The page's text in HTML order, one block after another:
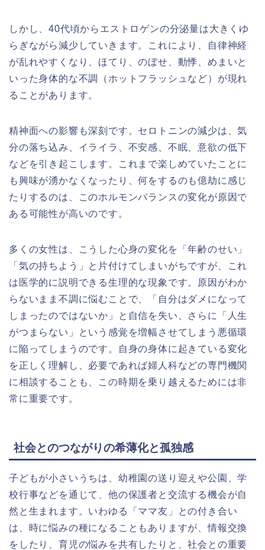
しかし、40代頃からエストロゲンの分泌量は大きくゆ
らぎながら減少していきます。これにより、自律神経
が乱れやすくなり、ほてり、のぼせ、動悸、めまいと
いった身体的な不調（ホットフラッシュなど）が現れ
ることがあります。
精神面への影響も深刻です。セロトニンの減少は、気
分の落ち込み、イライラ、不安感、不眠、意欲の低下
などを引き起こします。これまで楽しめていたことに
も興味が湧かなくなったり、何をするのも億劫に感じ
たりするのは、このホルモンバランスの変化が原因で
ある可能性が高いのです。
多くの女性は、こうした心身の変化を「年齢のせい」
「気の持ちよう」と片付けてしまいがちですが、これ
は医学的に説明できる生理的な現象です。原因がわか
らないまま不調に悩むことで、「自分はダメになって
しまったのではないか」と自信を失い、さらに「人生
がつまらない」という感覚を増幅させてしまう悪循環
に陥ってしまうのです。自身の身体に起きている変化
を正しく理解し、必要であれば婦人科などの専門機関
に相談することも、この時期を乗り越えるためには非
常に重要です。
社会とのつながりの希薄化と孤独感
子どもが小さいうちは、幼稚園の送り迎えや公園、学
校行事などを通じて、他の保護者と交流する機会が自
然と生まれます。いわゆる「ママ友」との付き合い
は、時に悩みの種になることもありますが、情報交換
をしたり、育児の悩みを共有したりと、社会との重要